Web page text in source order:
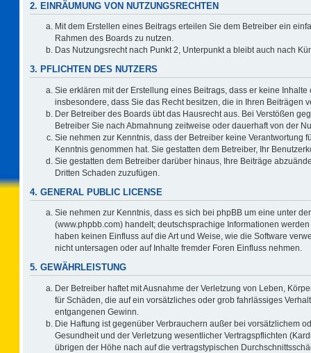
2. EINRÄUMUNG VON NUTZUNGSRECHTEN
Mit dem Erstellen eines Beitrags erteilen Sie dem Betreiber ein
Rahmen des Boards zu nutzen.
Das Nutzungsrecht nach Punkt 2, Unterpunkt a bleibt auch nach
3. PFLICHTEN DES NUTZERS
Sie erklären mit der Erstellung eines Beitrags, dass er keine
insbesondere, dass Sie das Recht besitzen, die in Ihren Beiträgen
Der Betreiber des Boards übt das Hausrecht aus. Bei Verstößen
Betreiber Sie nach Abmahnung zeitweise oder dauerhaft von der
Sie nehmen zur Kenntnis, dass der Betreiber keine Verantwortung
Kenntnis genommen hat. Sie gestatten dem Betreiber, Ihr
Sie gestatten dem Betreiber darüber hinaus, Ihre Beiträge
Dritten Schaden zuzufügen.
4. GENERAL PUBLIC LICENSE
Sie nehmen zur Kenntnis, dass es sich bei phpBB um eine unter der
(www.phpbb.com) handelt; deutschsprachige Informationen
haben keinen Einfluss auf die Art und Weise, wie die Software
nicht untersagen oder auf Inhalte fremder Foren Einfluss nehmen.
5. GEWÄHRLEISTUNG
Der Betreiber haftet mit Ausnahme der Verletzung von Leben,
für Schäden, die auf ein vorsätzliches oder grob fahrlässiges
entgangenen Gewinn.
Die Haftung ist gegenüber Verbrauchern außer bei vorsätzlichem
Gesundheit und der Verletzung wesentlicher Vertragspflichten
übrigen der Höhe nach auf die vertragstypischen